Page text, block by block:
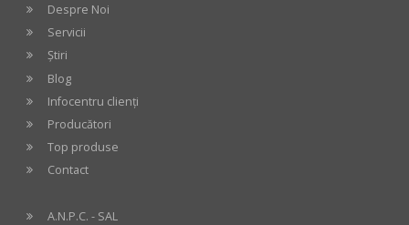
Despre Noi
Servicii
Știri
Blog
Infocentru clienți
Producători
Top produse
Contact
A.N.P.C. - SAL